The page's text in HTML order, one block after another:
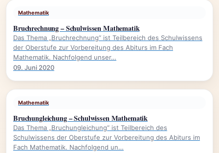
Mathematik
Bruchrechnung – Schulwissen Mathematik
Das Thema „Bruchrechnung“ ist Teilbereich des Schulwissens
der Oberstufe zur Vorbereitung des Abiturs im Fach
Mathematik. Nachfolgend unser…
09. Juni 2020
Mathematik
Bruchungleichung – Schulwissen Mathematik
Das Thema „Bruchungleichung“ ist Teilbereich des
Schulwissens der Oberstufe zur Vorbereitung des Abiturs im
Fach Mathematik. Nachfolgend un…